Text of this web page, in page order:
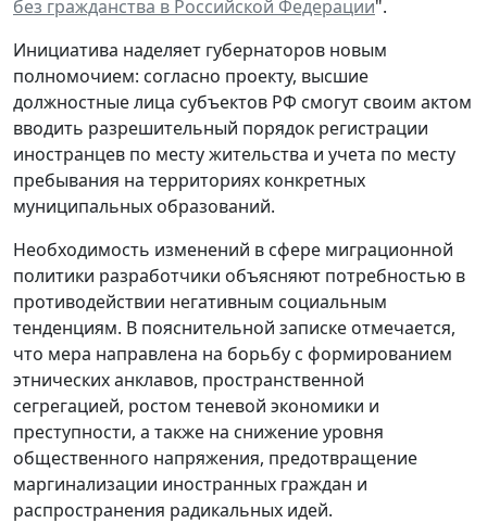
без гражданства в Российской Федерации".
Инициатива наделяет губернаторов новым
полномочием: согласно проекту, высшие
должностные лица субъектов РФ смогут своим актом
вводить разрешительный порядок регистрации
иностранцев по месту жительства и учета по месту
пребывания на территориях конкретных
муниципальных образований.
Необходимость изменений в сфере миграционной
политики разработчики объясняют потребностью в
противодействии негативным социальным
тенденциям. В пояснительной записке отмечается,
что мера направлена на борьбу с формированием
этнических анклавов, пространственной
сегрегацией, ростом теневой экономики и
преступности, а также на снижение уровня
общественного напряжения, предотвращение
маргинализации иностранных граждан и
распространения радикальных идей.